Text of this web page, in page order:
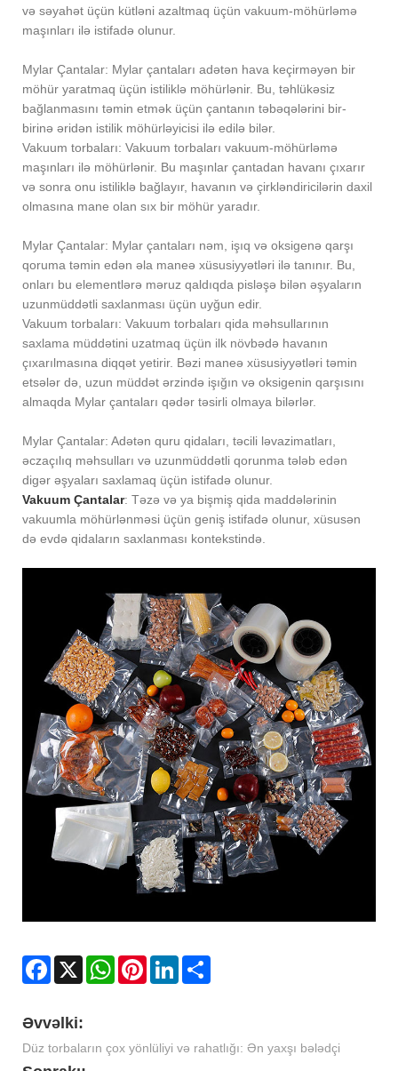
və səyahət üçün kütləni azaltmaq üçün vakuum-möhürləmə
maşınları ilə istifadə olunur.
Mylar Çantalar: Mylar çantaları adətən hava keçirməyən bir
möhür yaratmaq üçün istiliklə möhürlənir. Bu, təhlükəsiz
bağlanmasını təmin etmək üçün çantanın təbəqələrini bir-
birinə əridən istilik möhürləyicisi ilə edilə bilər.
Vakuum torbaları: Vakuum torbaları vakuum-möhürləmə
maşınları ilə möhürlənir. Bu maşınlar çantadan havanı çıxarır
və sonra onu istiliklə bağlayır, havanın və çirkləndiricilərin daxil
olmasına mane olan sıx bir möhür yaradır.
Mylar Çantalar: Mylar çantaları nəm, işıq və oksigenə qarşı
qoruma təmin edən əla maneə xüsusiyyətləri ilə tanınır. Bu,
onları bu elementlərə məruz qaldıqda pisləşə bilən əşyaların
uzunmüddətli saxlanması üçün uyğun edir.
Vakuum torbaları: Vakuum torbaları qida məhsullarının
saxlama müddətini uzatmaq üçün ilk növbədə havanın
çıxarılmasına diqqət yetirir. Bəzi maneə xüsusiyyətləri təmin
etsələr də, uzun müddət ərzində işığın və oksigenin qarşısını
almaqda Mylar çantaları qədər təsirli olmaya bilərlər.
Mylar Çantalar: Adətən quru qidaları, təcili ləvazimatları,
əczaçılıq məhsulları və uzunmüddətli qorunma tələb edən
digər əşyaları saxlamaq üçün istifadə olunur.
Vakuum Çantalar: Təzə və ya bişmiş qida maddələrinin
vakuumla möhürlənməsi üçün geniş istifadə olunur, xüsusən
də evdə qidaların saxlanması kontekstində.
Facebook
X WhatsAppPinterestLinkedIn
Əvvəlki:
Düz torbaların çox yönlüliyi və rahatlığı: Ən yaxşı bələdçi